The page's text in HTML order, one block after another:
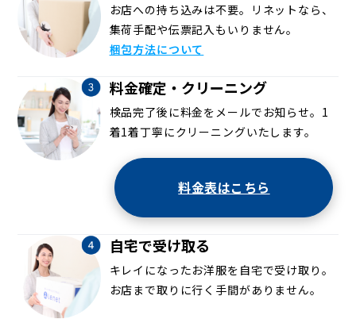
お店への持ち込みは不要。リネットなら、
集荷手配や伝票記入もいりません。
梱包方法について
料金確定・クリーニング
検品完了後に料金をメールでお知らせ。1
着1着丁寧にクリーニングいたします。
料金表はこちら
自宅で受け取る
キレイになったお洋服を自宅で受け取り。
お店まで取りに行く手間がありません。